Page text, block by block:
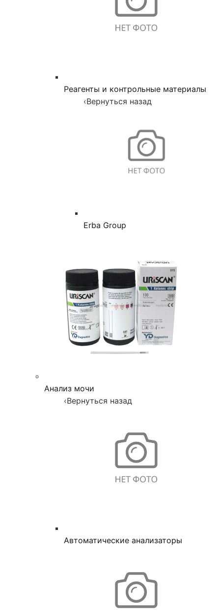
Реагенты и контрольные материалы
‹Вернуться назад
Erba Group
Анализ мочи
‹Вернуться назад
Автоматические анализаторы